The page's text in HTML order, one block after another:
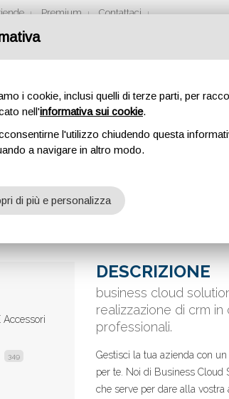
Premium Contattaci
CLOUD
Cloud Solutions
349
DESCRIZIONE
business cloud
realizzazione di crm in
professionali.
Gestisci la tua azienda con
per te. Noi di Business Cloud
che serve per dare alla vostra
i cookie, inclusi quelli di terze parti, per
nell'informativa sui cookie.
l'utilizzo chiudendo questa
a navigare in altro modo.
di più e personalizza